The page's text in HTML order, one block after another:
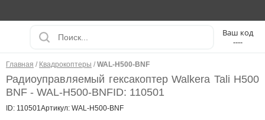
----
Главная / Квадрокоптеры / WAL-H500-BNF
Радиоуправляемый гексакоптер Walkera Tali H500
BNF - WAL-H500-BNFID: 110501
ID: 110501Артикул: WAL-H500-BNF